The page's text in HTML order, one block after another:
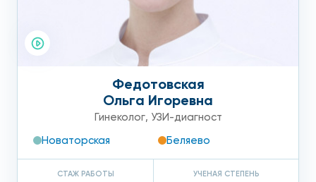
Федотовская
Ольга Игоревна
Гинеколог, УЗИ-диагност
Новаторская
Беляево
СТАЖ РАБОТЫ УЧЕНАЯ СТЕПЕНЬ